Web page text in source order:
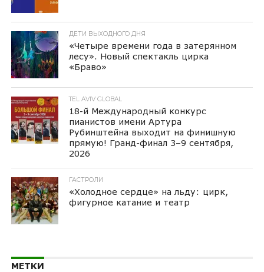
ДЕТИ ВЫХОДНОГО ДНЯ
«Четыре времени года в затерянном
лесу». Новый спектакль цирка
«Браво»
TEL AVIV GLOBAL
18-й Международный конкурс
пианистов имени Артура
Рубинштейна выходит на финишную
прямую! Гранд-финал 3–9 сентября,
2026
ГАСТРОЛИ
«Холодное сердце» на льду: цирк,
фигурное катание и театр
МЕТКИ